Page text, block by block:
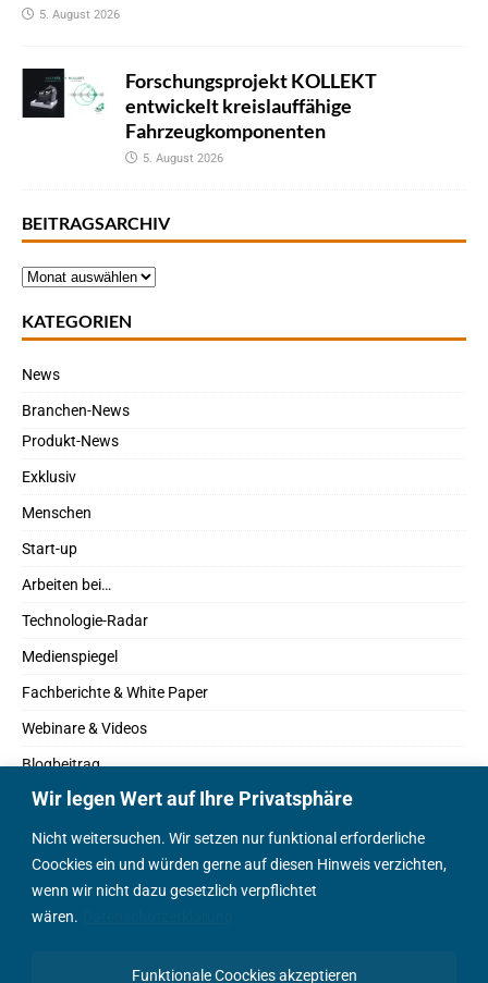
Wir legen Wert auf Ihre Privatsphäre
Nicht weitersuchen. Wir setzen nur funktional erforderliche
Coockies ein und würden gerne auf diesen Hinweis verzichten,
wenn wir nicht dazu gesetzlich verpflichtet
wären.
Funktionale Coockies akzeptieren
5. August 2026
Forschungsprojekt KOLLEKT
entwickelt kreislauffähige
Fahrzeugkomponenten
5. August 2026
BEITRAGSARCHIV
KATEGORIEN
News
Branchen-News
Produkt-News
Exklusiv
Menschen
Start-up
Arbeiten bei…
Technologie-Radar
Medienspiegel
Fachberichte & White Paper
Webinare & Videos
Blogbeitrag
Fachbücher
Marktreport
Podcasts
Positionspapier
English Content